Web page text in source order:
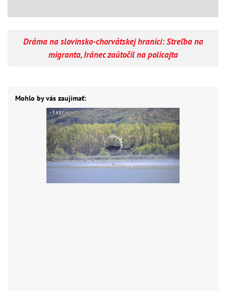
Dráma na slovinsko-chorvátskej hranici: Streľba na
migranta, Iránec zaútočil na policajta
Mohlo by vás zaujímať: